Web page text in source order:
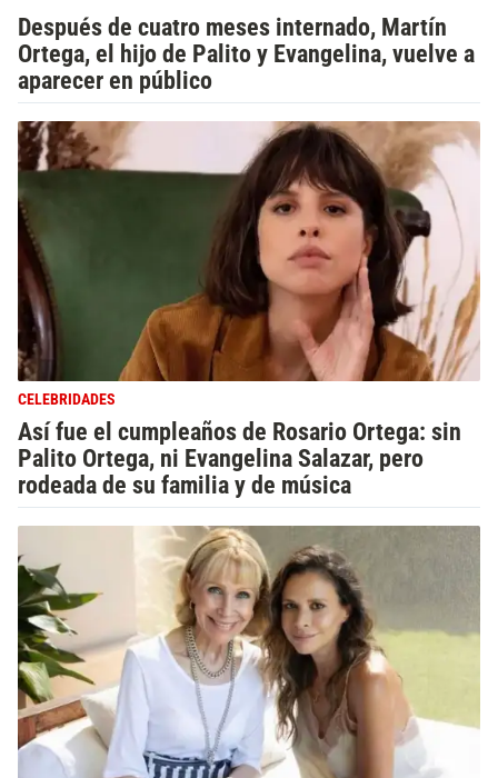
Después de cuatro meses internado, Martín
Ortega, el hijo de Palito y Evangelina, vuelve a
aparecer en público
CELEBRIDADES
Así fue el cumpleaños de Rosario Ortega: sin
Palito Ortega, ni Evangelina Salazar, pero
rodeada de su familia y de música